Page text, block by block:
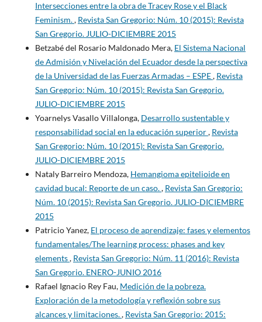
Intersecciones entre la obra de Tracey Rose y el Black
Feminism., Revista San Gregorio: Núm. 10 (2015): Revista
San Gregorio. JULIO-DICIEMBRE 2015
Betzabé del Rosario Maldonado Mera, El Sistema Nacional
de Admisión y Nivelación del Ecuador desde la perspectiva
de la Universidad de las Fuerzas Armadas – ESPE, Revista
San Gregorio: Núm. 10 (2015): Revista San Gregorio.
JULIO-DICIEMBRE 2015
Yoarnelys Vasallo Villalonga, Desarrollo sustentable y
responsabilidad social en la educación superior, Revista
San Gregorio: Núm. 10 (2015): Revista San Gregorio.
JULIO-DICIEMBRE 2015
Nataly Barreiro Mendoza, Hemangioma epitelioide en
cavidad bucal: Reporte de un caso., Revista San Gregorio:
Núm. 10 (2015): Revista San Gregorio. JULIO-DICIEMBRE
2015
Patricio Yanez, El proceso de aprendizaje: fases y elementos
fundamentales/The learning process: phases and key
elements, Revista San Gregorio: Núm. 11 (2016): Revista
San Gregorio. ENERO-JUNIO 2016
Rafael Ignacio Rey Fau, Medición de la pobreza.
Exploración de la metodología y reflexión sobre sus
alcances y limitaciones., Revista San Gregorio: 2015: